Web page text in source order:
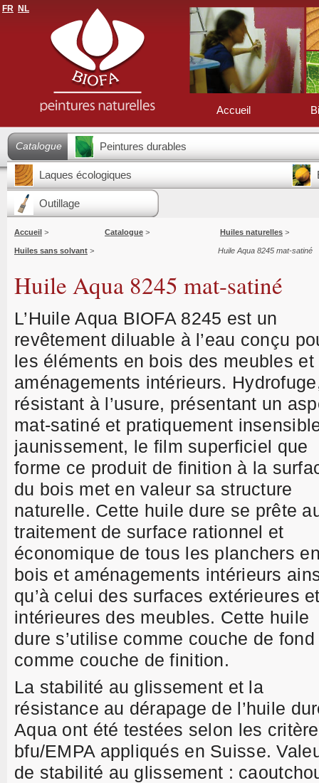
FR NL
Accueil
Catalogue Peintures durables
Laques écologiques
Outillage
Accueil > Catalogue > Huiles naturelles >
Huiles sans solvant > Huile Aqua 8245 mat-satiné
Huile Aqua 8245 mat-satiné
L’Huile Aqua BIOFA 8245 est un
revêtement diluable à l’eau conçu
les éléments en bois des meubles et
aménagements intérieurs.
résistant à l’usure, présentant un
mat-satiné et pratiquement
jaunissement, le film superficiel que
forme ce produit de finition à la
du bois met en valeur sa structure
naturelle. Cette huile dure se prête
traitement de surface rationnel et
économique de tous les planchers
bois et aménagements intérieurs
qu’à celui des surfaces extérieures
intérieures des meubles. Cette huile
dure s’utilise comme couche de fond
comme couche de finition.
La stabilité au glissement et la
résistance au dérapage de l’huile
Aqua ont été testées selon les
bfu/EMPA appliqués en Suisse.
de stabilité au glissement :